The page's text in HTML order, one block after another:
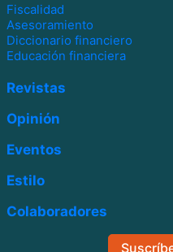
Fiscalidad
Asesoramiento
Diccionario financiero
Educación financiera
Revistas
Opinión
Eventos
Estilo
Colaboradores